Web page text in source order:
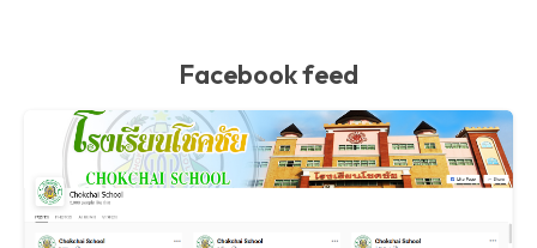
Facebook feed